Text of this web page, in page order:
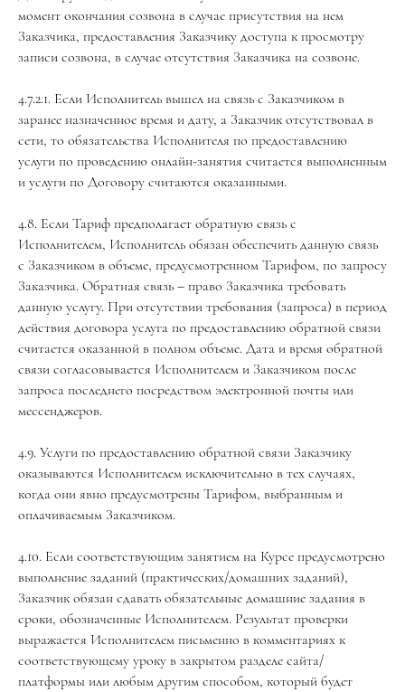
момент окончания созвона в случае присутствия на нем
Заказчика, предоставления Заказчику доступа к просмотру
записи созвона, в случае отсутствия Заказчика на созвоне.
4.7.2.1. Если Исполнитель вышел на связь с Заказчиком в
заранее назначенное время и дату, а Заказчик отсутствовал в
сети, то обязательства Исполнителя по предоставлению
услуги по проведению онлайн-занятия считается выполненным
и услуги по Договору считаются оказанными.
4.8. Если Тариф предполагает обратную связь с
Исполнителем, Исполнитель обязан обеспечить данную связь
с Заказчиком в объеме, предусмотренном Тарифом, по запросу
Заказчика. Обратная связь – право Заказчика требовать
данную услугу. При отсутствии требования (запроса) в период
действия договора услуга по предоставлению обратной связи
считается оказанной в полном объеме. Дата и время обратной
связи согласовывается Исполнителем и Заказчиком после
запроса последнего посредством электронной почты или
мессенджеров.
4.9. Услуги по предоставлению обратной связи Заказчику
оказываются Исполнителем исключительно в тех случаях,
когда они явно предусмотрены Тарифом, выбранным и
оплачиваемым Заказчиком.
4.10. Если соответствующим занятием на Курсе предусмотрено
выполнение заданий (практических/домашних заданий),
Заказчик обязан сдавать обязательные домашние задания в
сроки, обозначенные Исполнителем. Результат проверки
выражается Исполнителем письменно в комментариях к
соответствующему уроку в закрытом разделе сайта/
платформы или любым другим способом, который будет